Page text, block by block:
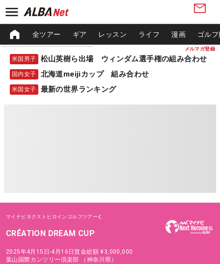
メルマガ登録
全ツアー ギア レッスン ライフ 漫画 ゴル
米国男子 松山英樹ら出場 ウィンダム選手権の組み合わせ
国内女子 北海道meijiカップ 組み合わせ
米国女子 最新の世界ランキング
マイナビネクストヒロインゴルフツアー
CRÉATION DREAM CUP
2025年4月15日-4月16日賞金総額 ¥3,000,000
葉山国際カンツリー倶楽部 （神奈川県）